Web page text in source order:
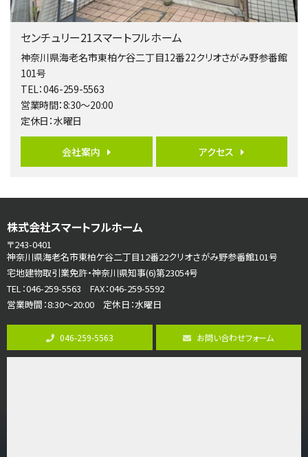
4ＬＤＫ
橋本駅
第6位
歩17分
ご家族が集まるLDKは１７．５帖とゆとりある広さ…
3,990万円
並列２台駐車可。１階はリビングと水まわりをまとめ…
第8位
海老名駅
バ15分・歩1分
リビングダイニング部分の床暖房完備 車並列2台駐…
センチュリー21スマートフルホーム
神奈川県海老名市東柏ケ谷二丁目12番22クリオさがみ野参番館
101号
TEL：046-259-5563
営業時間：8:30～20:00
定休日：水曜日
会社案内 アクセス
株式会社スマートフルホーム
〒243-0401
神奈川県海老名市東柏ケ谷二丁目12番22クリオさがみ野参番館101号
宅地建物取引業免許・神奈川県知事(6)第23054号
TEL：046-259-5563 FAX：046-259-5592
営業時間：8:30～20:00 定休日：水曜日
046-259-5563 お問い合わせフォーム